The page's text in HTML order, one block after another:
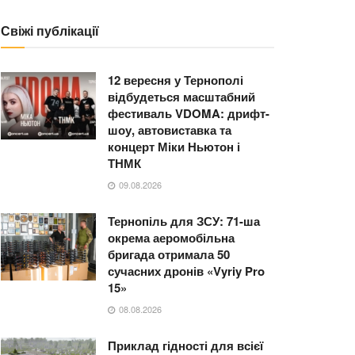
Свіжі публікації
12 вересня у Тернополі
відбудеться масштабний
фестиваль VDOMA: дрифт-
шоу, автовиставка та
концерт Міки Ньютон і
ТНМК
09.08.2026
Тернопіль для ЗСУ: 71-ша
окрема аеромобільна
бригада отримала 50
сучасних дронів «Vyriy Pro
15»
08.08.2026
Приклад гідності для всієї